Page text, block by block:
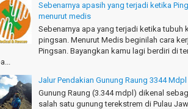
- Kudus
banget Pantai Batukaras!
- Kuningan
サイティングなツアー。ありがとう Arief
Osaka Japan
Sebenarnya apasih yang terjadi ketika
menurut medis
Sebenarnya apa yang terjadi ketika tubuh
pingsan. Menurut Medis beginilah cara
Pingsan. Bayangkan kamu lagi berdiri di
Jalur Pendakian Gunung Raung 3344 Mdpl
Gunung Raung (3.344 mdpl) dikenal
salah satu gunung terekstrem di Pulau